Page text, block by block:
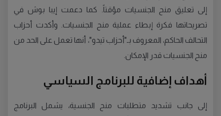
إلى تعليق منح الجنسيات مؤقتاً. كما دعمت إيبا بوش في
تصريحاتها فكرة إبطاء عملية منح الجنسيات. وأكدت أحزاب
التحالف الحاكم، المعروف بـ"أحزاب تيدو"، أنها تعمل على الحد من
منح الجنسيات قدر الإمكان.
أهداف إضافية للبرنامج السياسي
إلى جانب تشديد متطلبات منح الجنسية، يشمل البرنامج